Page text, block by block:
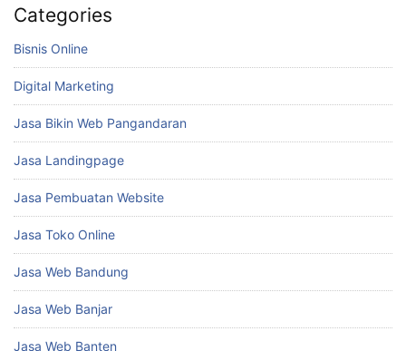
Categories
Bisnis Online
Digital Marketing
Jasa Bikin Web Pangandaran
Jasa Landingpage
Jasa Pembuatan Website
Jasa Toko Online
Jasa Web Bandung
Jasa Web Banjar
Jasa Web Banten